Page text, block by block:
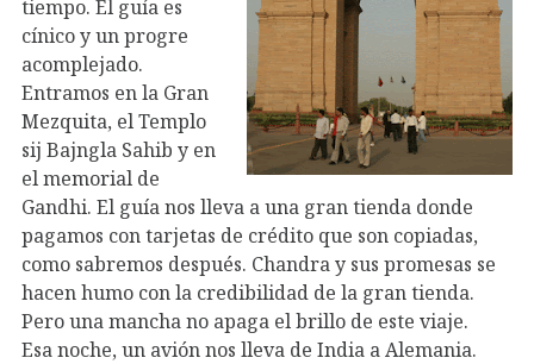
tiempo. El guía es
cínico y un progre
acomplejado.
Entramos en la Gran
Mezquita, el Templo
sij Bajngla Sahib y en
el memorial de
Gandhi. El guía nos lleva a una gran tienda donde
pagamos con tarjetas de crédito que son copiadas,
como sabremos después. Chandra y sus promesas se
hacen humo con la credibilidad de la gran tienda.
Pero una mancha no apaga el brillo de este viaje.
Esa noche, un avión nos lleva de India a Alemania.